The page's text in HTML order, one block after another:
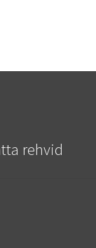
rehvid